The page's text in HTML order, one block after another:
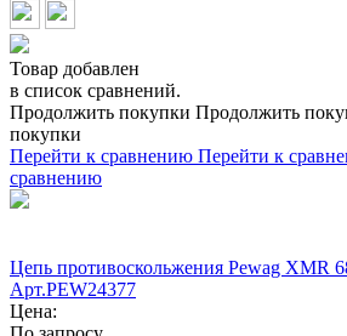
Товар добавлен
в список сравнений.
Продолжить покупки Продолжить
покупки
Перейти к сравнению Перейти к
сравнению
Цепь противоскольжения Pewag XMR
Арт.PEW24377
Цена: